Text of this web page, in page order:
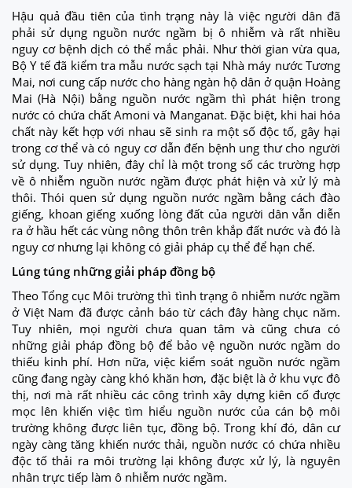
Hậu quả đầu tiên của tình trạng này là việc người dân đã
phải sử dụng nguồn nước ngầm bị ô nhiễm và rất nhiều
nguy cơ bệnh dịch có thể mắc phải. Như thời gian vừa qua,
Bộ Y tế đã kiểm tra mẫu nước sạch tại Nhà máy nước Tương
Mai, nơi cung cấp nước cho hàng ngàn hộ dân ở quận Hoàng
Mai (Hà Nội) bằng nguồn nước ngầm thì phát hiện trong
nước có chứa chất Amoni và Manganat. Đặc biệt, khi hai hóa
chất này kết hợp với nhau sẽ sinh ra một số độc tố, gây hại
trong cơ thể và có nguy cơ dẫn đến bệnh ung thư cho người
sử dụng. Tuy nhiên, đây chỉ là một trong số các trường hợp
về ô nhiễm nguồn nước ngầm được phát hiện và xử lý mà
thôi. Thói quen sử dụng nguồn nước ngầm bằng cách đào
giếng, khoan giếng xuống lòng đất của người dân vẫn diễn
ra ở hầu hết các vùng nông thôn trên khắp đất nước và đó là
nguy cơ nhưng lại không có giải pháp cụ thể để hạn chế.
Lúng túng những giải pháp đồng bộ
Theo Tổng cục Môi trường thì tình trạng ô nhiễm nước ngầm
ở Việt Nam đã được cảnh báo từ cách đây hàng chục năm.
Tuy nhiên, mọi người chưa quan tâm và cũng chưa có
những giải pháp đồng bộ để bảo vệ nguồn nước ngầm do
thiếu kinh phí. Hơn nữa, việc kiểm soát nguồn nước ngầm
cũng đang ngày càng khó khăn hơn, đặc biệt là ở khu vực đô
thị, nơi mà rất nhiều các công trình xây dựng kiên cố được
mọc lên khiến việc tìm hiểu nguồn nước của cán bộ môi
trường không được liên tục, đồng bộ. Trong khí đó, dân cư
ngày càng tăng khiến nước thải, nguồn nước có chứa nhiều
độc tố thải ra môi trường lại không được xử lý, là nguyên
nhân trực tiếp làm ô nhiễm nước ngầm.